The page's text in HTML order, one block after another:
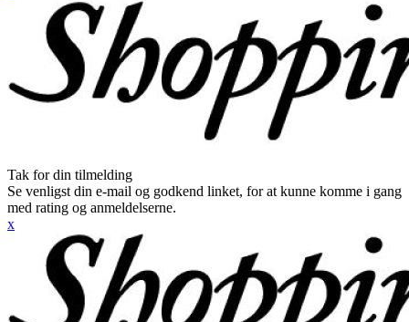
Tak for din tilmelding
Se venligst din e-mail og godkend linket, for at kunne komme i gang
med rating og anmeldelserne.
x